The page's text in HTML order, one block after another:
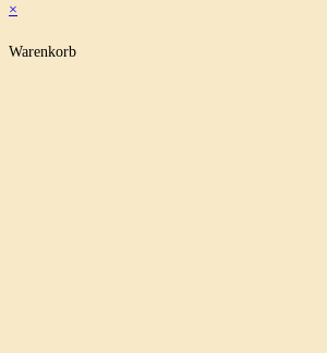
×
Warenkorb